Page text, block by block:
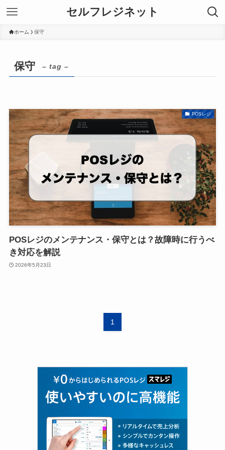
セルフレジネット
ホーム 保守
保守 – tag –
POSレジ
POSレジのメンテナンス・保守とは？故障時に行うべ
き対応を解説
2026年5月23日
1